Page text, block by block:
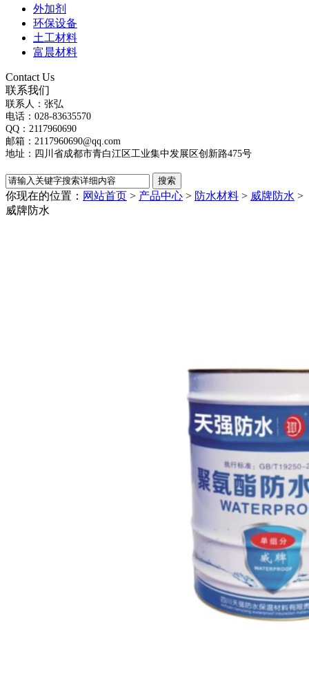
外加剂
环保设备
土工材料
富晨材料
Contact Us
联系我们
联系人：张弘
电话：028-83635570
QQ：2117960690
邮箱：2117960690@qq.com
地址：四川省成都市青白江区工业集中发展区创新路475号
你现在的位置： 网站首页 > 产品中心 > 防水材料 > 威牌防水 >
威牌防水